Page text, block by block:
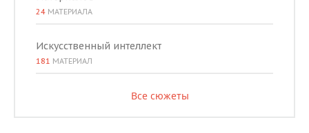
24 МАТЕРИАЛА
Искусственный интеллект
181 МАТЕРИАЛ
Все сюжеты